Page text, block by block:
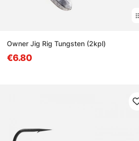
Owner Jig Rig Tungsten (2kpl)
€6.80